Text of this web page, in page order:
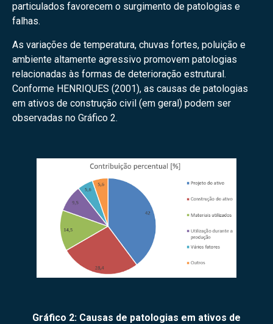
particulados favorecem o surgimento de patologias e
falhas.
As variações de temperatura, chuvas fortes, poluição e
ambiente altamente agressivo promovem patologias
relacionadas às formas de deterioração estrutural.
Conforme HENRIQUES (2001), as causas de patologias
em ativos de construção civil (em geral) podem ser
observadas no Gráfico 2.
Gráfico 2: Causas de patologias em ativos de